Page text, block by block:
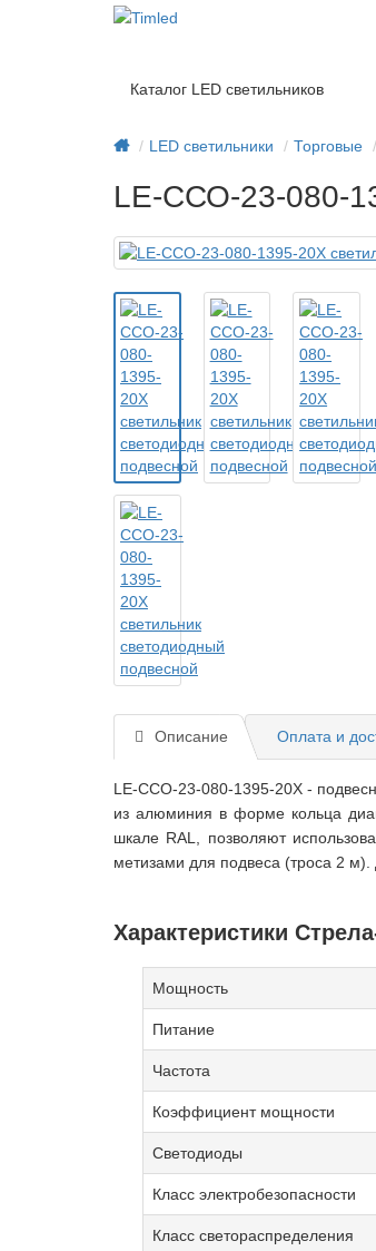
Каталог LED светильников
LED светильники Торговые
LE-ССО-23-080-
Описание Оплата и
LE-ССО-23-080-1395-20Х -
из алюминия в форме кольца
шкале RAL, позволяют
метизами для подвеса (троса 2
Характеристики
Мощность
Питание
Частота
Коэффициент мощности
Светодиоды
Класс электробезопасности
Класс светораспределения